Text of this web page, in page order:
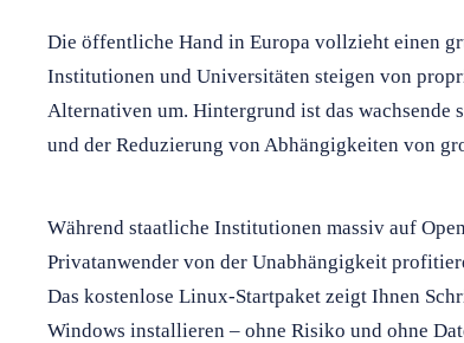
Die öffentliche Hand in Europa vollzieht einen
Institutionen und Universitäten steigen von
Alternativen um. Hintergrund ist das wachsende
und der Reduzierung von Abhängigkeiten von
Während staatliche Institutionen massiv auf
Privatanwender von der Unabhängigkeit
Das kostenlose Linux-Startpaket zeigt Ihnen
Windows installieren – ohne Risiko und ohne